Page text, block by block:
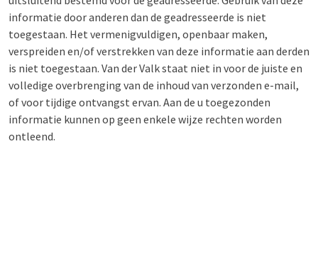
informatie door anderen dan de geadresseerde is niet
toegestaan. Het vermenigvuldigen, openbaar maken,
verspreiden en/of verstrekken van deze informatie aan derden
is niet toegestaan. Van der Valk staat niet in voor de juiste en
volledige overbrenging van de inhoud van verzonden e-mail,
of voor tijdige ontvangst ervan. Aan de u toegezonden
informatie kunnen op geen enkele wijze rechten worden
ontleend.